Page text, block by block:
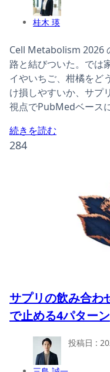
桂木 瑛
Cell Metabolism 2026
路と結びついた。では
イやいちご、柑橘をど
け損しやすいか、サプ
視点でPubMedベース
続きを読む
284
サプリの飲み合わ
で止める4パターン
投稿日 :